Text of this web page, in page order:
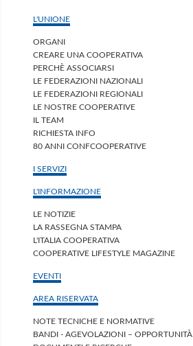
L'UNIONE
ORGANI
CREARE UNA COOPERATIVA
PERCHÈ ASSOCIARSI
LE FEDERAZIONI NAZIONALI
LE FEDERAZIONI REGIONALI
LE NOSTRE COOPERATIVE
IL TEAM
RICHIESTA INFO
80 ANNI CONFCOOPERATIVE
I SERVIZI
L'INFORMAZIONE
LE NOTIZIE
LA RASSEGNA STAMPA
L'ITALIA COOPERATIVA
COOPERATIVE LIFESTYLE MAGAZINE
EVENTI
AREA RISERVATA
NOTE TECNICHE E NORMATIVE
BANDI - AGEVOLAZIONI – OPPORTUNITÀ